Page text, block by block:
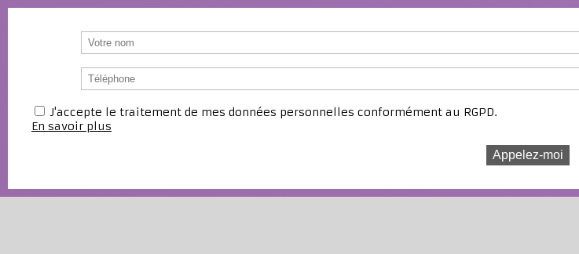
J'accepte le traitement de mes données personnelles conformément au RGPD.
En savoir plus